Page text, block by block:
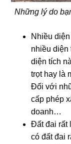
Những lý do
Nhiều
nhiều diện
diện tích
trọt hay là
Đối với
cấp phép
doanh…
Đất đai rất
có đất đai